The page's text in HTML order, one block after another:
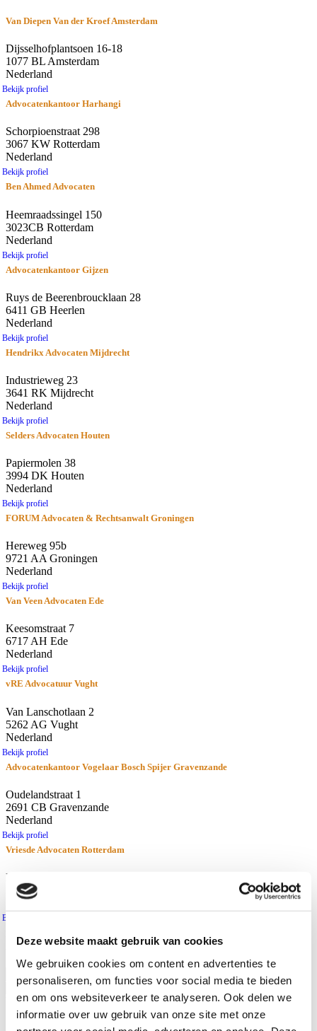
Deze website maakt gebruik van cookies
We gebruiken cookies om content en advertenties te
personaliseren, om functies voor social media te bieden
en om ons websiteverkeer te analyseren. Ook delen we
informatie over uw gebruik van onze site met onze
Van Diepen Van der Kroef Amsterdam
Dijsselhofplantsoen 16-18
1077 BL Amsterdam
Nederland
Bekijk profiel
Advocatenkantoor Harhangi
Schorpioenstraat 298
3067 KW Rotterdam
Nederland
Bekijk profiel
Ben Ahmed Advocaten
Heemraadssingel 150
3023CB Rotterdam
Nederland
Bekijk profiel
Advocatenkantoor Gijzen
Ruys de Beerenbroucklaan 28
6411 GB Heerlen
Nederland
Bekijk profiel
Hendrikx Advocaten Mijdrecht
Industrieweg 23
3641 RK Mijdrecht
Nederland
Bekijk profiel
Selders Advocaten Houten
Papiermolen 38
3994 DK Houten
Nederland
Bekijk profiel
FORUM Advocaten & Rechtsanwalt Groningen
Hereweg 95b
9721 AA Groningen
Nederland
Bekijk profiel
Van Veen Advocaten Ede
Keesomstraat 7
6717 AH Ede
Nederland
Bekijk profiel
vRE Advocatuur Vught
Van Lanschotlaan 2
5262 AG Vught
Nederland
Bekijk profiel
Advocatenkantoor Vogelaar Bosch Spijer Gravenzande
Oudelandstraat 1
2691 CB Gravenzande
Nederland
Bekijk profiel
Vriesde Advocaten Rotterdam
Nieuwe Binnenweg 166
3015 BH Rotterdam
Nederland
Bekijk profiel
Afstand
Gebruik huidige locatie
Waar zoekt u naar?
Advocaten